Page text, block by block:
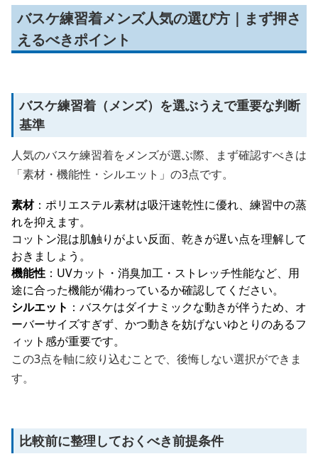
バスケ練習着メンズ人気の選び方｜まず押さ
えるべきポイント
バスケ練習着（メンズ）を選ぶうえで重要な判断
基準
人気のバスケ練習着をメンズが選ぶ際、まず確認すべきは
「素材・機能性・シルエット」の3点です。
素材：ポリエステル素材は吸汗速乾性に優れ、練習中の蒸
れを抑えます。
コットン混は肌触りがよい反面、乾きが遅い点を理解して
おきましょう。
機能性 ：UVカット・消臭加工・ストレッチ性能など、用
途に合った機能が備わっているか確認してください。
シルエット ：バスケはダイナミックな動きが伴うため、オ
ーバーサイズすぎず、かつ動きを妨げないゆとりのあるフ
ィット感が重要です。
この3点を軸に絞り込むことで、後悔しない選択ができま
す。
比較前に整理しておくべき前提条件